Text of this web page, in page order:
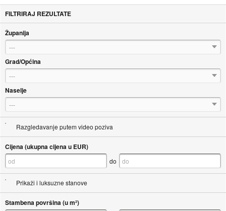
FILTRIRAJ REZULTATE
Županija
---
Grad/Općina
---
Naselje
---
Razgledavanje putem video poziva
Cijena (ukupna cijena u EUR)
do
Prikaži i luksuzne stanove
Stambena površina (u m²)